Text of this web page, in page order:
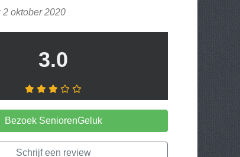
2 oktober 2020
3.0
Bezoek SeniorenGeluk
Schrijf een review